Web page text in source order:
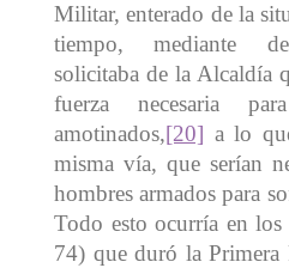
Militar, enterado de la
tiempo, mediante
solicitaba de la Alcaldía
fuerza necesaria
amotinados,[20] a lo
misma vía, que serían
hombres armados para
Todo esto ocurría en
74) que duró la Primera